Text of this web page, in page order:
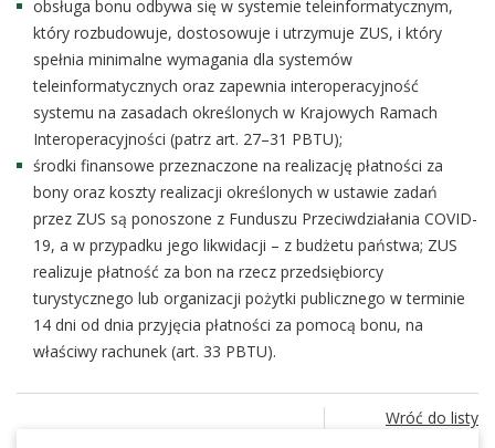
obsługa bonu odbywa się w systemie teleinformatycznym,
który rozbudowuje, dostosowuje i utrzymuje ZUS, i który
spełnia minimalne wymagania dla systemów
teleinformatycznych oraz zapewnia interoperacyjność
systemu na zasadach określonych w Krajowych Ramach
Interoperacyjności (patrz art. 27–31 PBTU);
środki finansowe przeznaczone na realizację płatności za
bony oraz koszty realizacji określonych w ustawie zadań
przez ZUS są ponoszone z Funduszu Przeciwdziałania COVID-
19, a w przypadku jego likwidacji – z budżetu państwa; ZUS
realizuje płatność za bon na rzecz przedsiębiorcy
turystycznego lub organizacji pożytki publicznego w terminie
14 dni od dnia przyjęcia płatności za pomocą bonu, na
właściwy rachunek (art. 33 PBTU).
Wróć do listy